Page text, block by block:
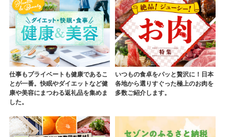
仕事もプライベートも健康であるこ
とが一番。快眠やダイエットなど健
康や美容にまつわる返礼品を集めま
した。
いつもの食卓をパッと贅沢に！日本
各地から選りすぐった極上のお肉を
多数ご紹介します。